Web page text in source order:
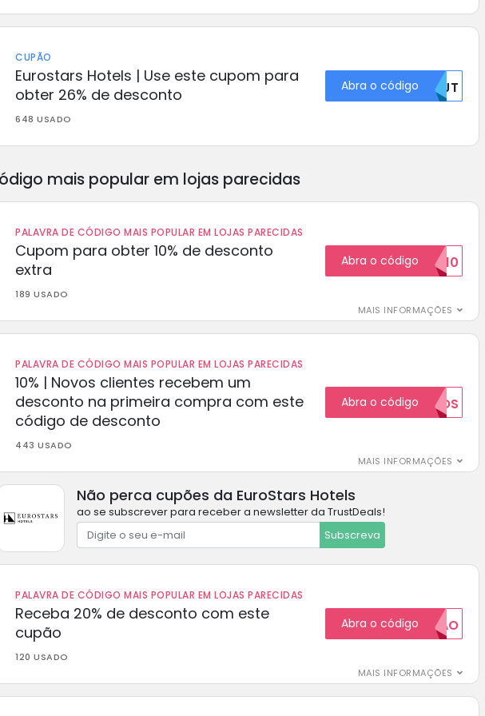
CUPÃO
Eurostars Hotels | Use este cupom para
obter 26% de desconto
648 USADO
Abra o código NJJT
mais popular em lojas parecidas
PALAVRA DE CÓDIGO MAIS POPULAR EM LOJAS PARECIDAS
Cupom para obter 10% de desconto
extra
189 USADO
MAIS INFORMAÇÕES
Abra o códigoBOM10
PALAVRA DE CÓDIGO MAIS POPULAR EM LOJAS PARECIDAS
10% | Novos clientes recebem um
desconto na primeira compra com este
código de desconto
443 USADO
MAIS INFORMAÇÕES
Abra o códigoNOVOS
Não perca cupões da EuroStars Hotels
ao se subscrever para receber a newsletter da TrustDeals!
Subscreva
PALAVRA DE CÓDIGO MAIS POPULAR EM LOJAS PARECIDAS
Receba 20% de desconto com este
cupão
120 USADO
MAIS INFORMAÇÕES
Abra o código20CUPAO